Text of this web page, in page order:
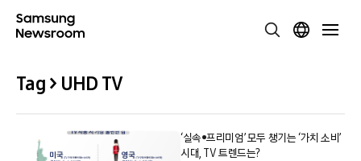
Tag > UHD TV
‘실속•프리미엄’ 모두 챙기는 ‘가치 소비’
시대, TV 트렌드는?